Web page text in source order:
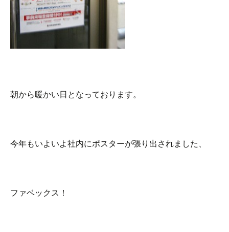
朝から暖かい日となっております。
今年もいよいよ社内にポスターが張り出されました、
ファベックス！